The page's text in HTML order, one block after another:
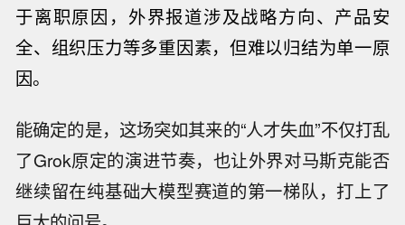
于离职原因，外界报道涉及战略方向、产品安
全、组织压力等多重因素，但难以归结为单一原
因。
能确定的是，这场突如其来的“人才失血”不仅打乱
了Grok原定的演进节奏，也让外界对马斯克能否
继续留在纯基础大模型赛道的第一梯队，打上了